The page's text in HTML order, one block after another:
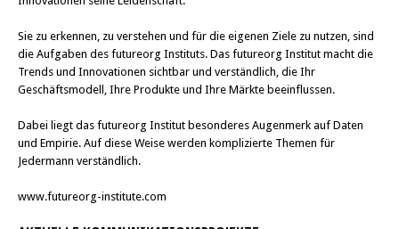
Sie zu erkennen, zu verstehen und für die eigenen Ziele zu nutzen, sind
die Aufgaben des futureorg Instituts. Das futureorg Institut macht die
Trends und Innovationen sichtbar und verständlich, die Ihr
Geschäftsmodell, Ihre Produkte und Ihre Märkte beeinflussen.
Dabei liegt das futureorg Institut besonderes Augenmerk auf Daten
und Empirie. Auf diese Weise werden komplizierte Themen für
Jedermann verständlich.
www.futureorg-institute.com